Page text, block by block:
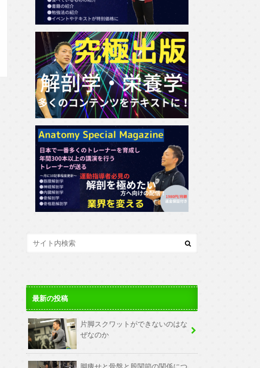
最新の投稿
片脚スクワットができないのはな
ぜなのか
脚痩せと骨盤と股関節の関係につ